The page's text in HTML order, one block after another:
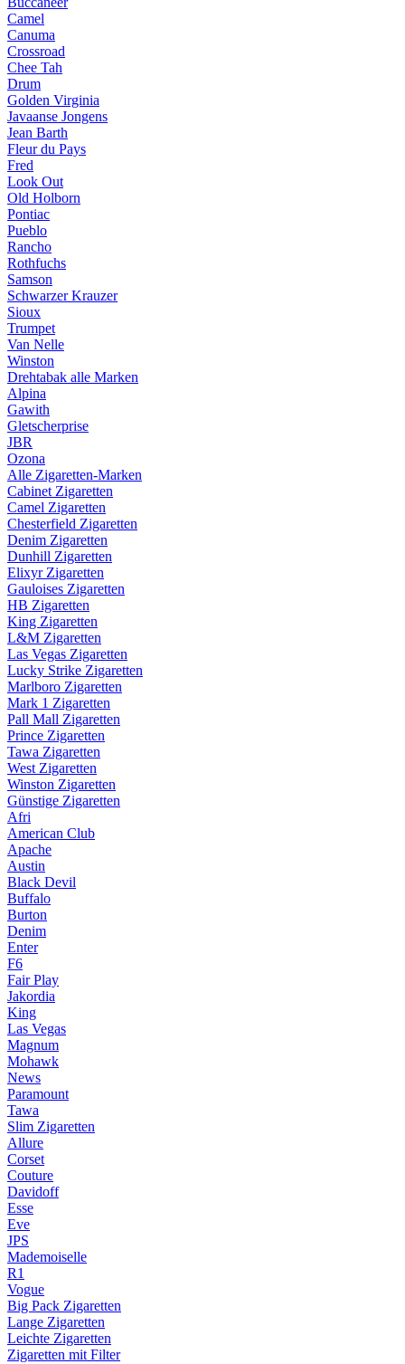
Camel
Canuma
Crossroad
Сhee Tah
Drum
Golden Virginia
Javaanse Jongens
Jean Barth
Fleur du Pays
Fred
Look Out
Old Holborn
Pontiac
Pueblo
Rancho
Rothfuchs
Samson
Schwarzer Krauzer
Sioux
Trumpet
Van Nelle
Winston
Drehtabak alle Marken
Alpina
Gawith
Gletscherprise
JBR
Ozona
Alle Zigaretten-Marken
Cabinet Zigaretten
Camel Zigaretten
Chesterfield Zigaretten
Denim Zigaretten
Dunhill Zigaretten
Elixyr Zigaretten
Gauloises Zigaretten
HB Zigaretten
King Zigaretten
L&M Zigaretten
Las Vegas Zigaretten
Lucky Strike Zigaretten
Marlboro Zigaretten
Mark 1 Zigaretten
Pall Mall Zigaretten
Prince Zigaretten
Tawa Zigaretten
West Zigaretten
Winston Zigaretten
Günstige Zigaretten
Afri
American Club
Apache
Austin
Black Devil
Buffalo
Burton
Denim
Enter
F6
Fair Play
Jakordia
King
Las Vegas
Magnum
Mohawk
News
Paramount
Tawa
Slim Zigaretten
Allure
Corset
Couture
Davidoff
Esse
Eve
JPS
Mademoiselle
R1
Vogue
Big Pack Zigaretten
Lange Zigaretten
Leichte Zigaretten
Zigaretten mit Filter